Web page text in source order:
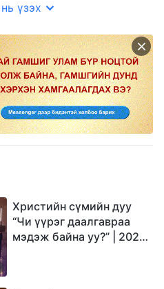
үзэх
Христийн сүмийн дуу
“Чи үүрэг даалгавраа
мэдэж байна уу?” | 2026